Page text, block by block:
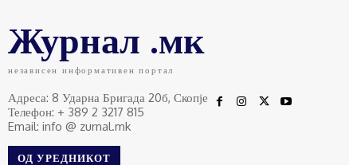
Журнал .мк
независен информативен портал
Адреса: 8 Ударна Бригада 20б, Скопје
Телефон: + 389 2 3217 815
Email: info @ zurnal.mk
ОД УРЕДНИКОТ